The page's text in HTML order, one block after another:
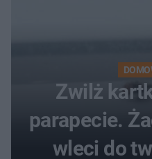
Zwilż
parapecie.
wleci do